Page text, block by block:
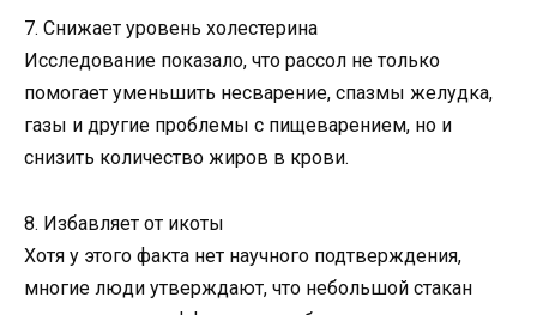
7. Снижает уровень холестерина
Исследование показало, что рассол не только
помогает уменьшить несварение, спазмы желудка,
газы и другие проблемы с пищеварением, но и
снизить количество жиров в крови.
8. Избавляет от икоты
Хотя у этого факта нет научного подтверждения,
многие люди утверждают, что небольшой стакан